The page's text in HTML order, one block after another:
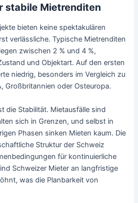
stabile Mietrenditen
bieten keine spektakulären
verlässliche. Typische Mietrenditen
zwischen 2 % und 4 %,
und Objektart. Auf den ersten
niedrig, besonders im Vergleich zu
Großbritannien oder Osteuropa.
die Stabilität. Mietausfälle sind
sich in Grenzen, und selbst in
Phasen sinken Mieten kaum. Die
Struktur der Schweiz
für kontinuierliche
Schweizer Mieter an langfristige
was die Planbarkeit von